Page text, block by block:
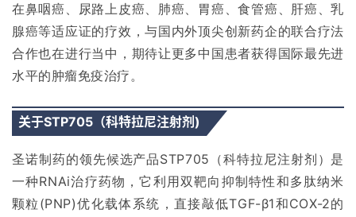
在鼻咽癌、尿路上皮癌、肺癌、胃癌、食管癌、肝癌、乳
腺癌等适应证的疗效，与国内外顶尖创新药企的联合疗法
合作也在进行当中，期待让更多中国患者获得国际最先进
水平的肿瘤免疫治疗。
关于STP705（科特拉尼注射剂)
圣诺制药的领先候选产品STP705（科特拉尼注射剂）是
一种RNAi治疗药物，它利用双靶向抑制特性和多肽纳米
颗粒(PNP)优化载体系统，直接敲低TGF-β1和COX-2的